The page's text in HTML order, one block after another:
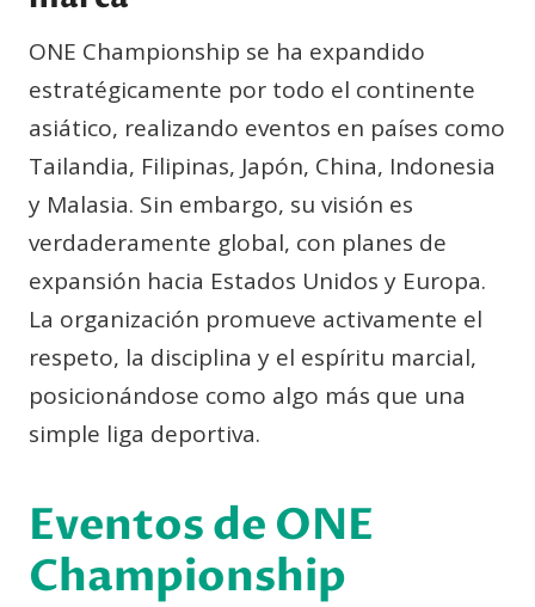
ONE Championship se ha expandido
estratégicamente por todo el continente
asiático, realizando eventos en países como
Tailandia, Filipinas, Japón, China, Indonesia
y Malasia. Sin embargo, su visión es
verdaderamente global, con planes de
expansión hacia Estados Unidos y Europa.
La organización promueve activamente el
respeto, la disciplina y el espíritu marcial,
posicionándose como algo más que una
simple liga deportiva.
Eventos de ONE
Championship